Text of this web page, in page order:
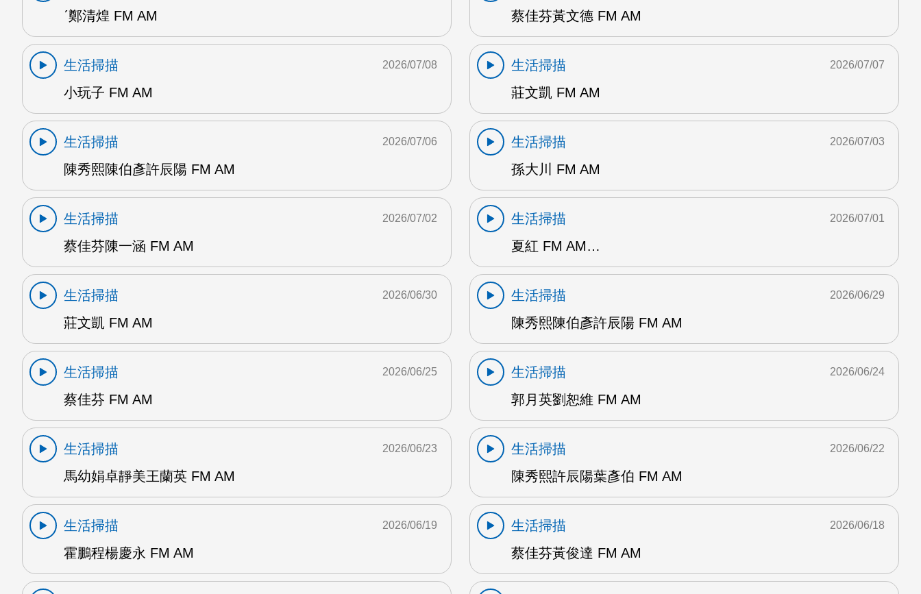
ˊ鄭清煌 FM AM
蔡佳芬黃文德 FM AM
生活掃描
小玩子 FM AM
2026/07/08
生活掃描
莊文凱 FM AM
2026/07/07
生活掃描
陳秀熙陳伯彥許辰陽 FM AM
2026/07/06
生活掃描
孫大川 FM AM
2026/07/03
生活掃描
蔡佳芬陳一涵 FM AM
2026/07/02
生活掃描
夏紅 FM AM…
2026/07/01
生活掃描
莊文凱 FM AM
2026/06/30
生活掃描
陳秀熙陳伯彥許辰陽 FM AM
2026/06/29
生活掃描
蔡佳芬 FM AM
2026/06/25
生活掃描
郭月英劉恕維 FM AM
2026/06/24
生活掃描
馬幼娟卓靜美王蘭英 FM AM
2026/06/23
生活掃描
陳秀熙許辰陽葉彥伯 FM AM
2026/06/22
生活掃描
霍鵬程楊慶永 FM AM
2026/06/19
生活掃描
蔡佳芬黃俊達 FM AM
2026/06/18